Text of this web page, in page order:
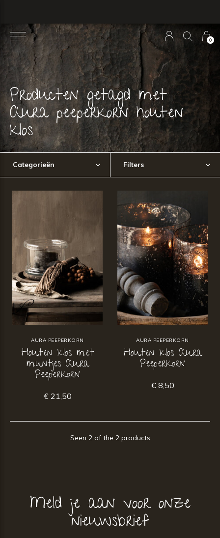
0
Producten getagd met
Aura peeperkorn houten
klos
Categorieën Filters
AURA PEEPERKORN
Houten klos met
muntjes Aura
Peeperkorn
€ 21,50
AURA PEEPERKORN
Houten klos Aura
Peeperkorn
€ 8,50
Seen 2 of the 2 products
Meld je aan voor onze
nieuwsbrief